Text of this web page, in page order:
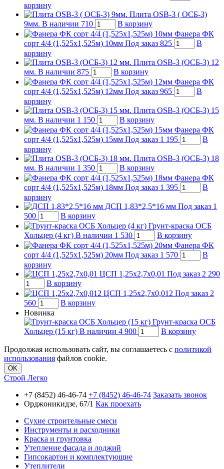
корзину
Плита OSB-3 ( ОСБ-3)
9мм. В наличии 710
В корзину
Фанера ФК
сорт 4/4 (1,525х1,525м) 10мм Под заказ 825
В
корзину
Плита OSB-3 (ОСБ-3) 12
мм. В наличии 875
В корзину
Фанера ФК
сорт 4/4 (1,525х1,525м) 12мм Под заказ 965
В
корзину
Плита OSB-3 (ОСБ-3) 15
мм. В наличии 1 150
В корзину
Фанера ФК
сорт 4/4 (1,525х1,525м) 15мм Под заказ 1 195
В
корзину
Плита OSB-3 (ОСБ-3) 18
мм. В наличии 1 350
В корзину
Фанера ФК
сорт 4/4 (1,525х1,525м) 18мм Под заказ 1 395
В
корзину
ДСП 1,83*2,5*16 мм Под заказ 1
500
В корзину
Грунт-краска ОСБ
Хольцер (4 кг) В наличии 1 530
В корзину
Фанера ФК
сорт 4/4 (1,525х1,525м) 20мм Под заказ 1 570
В
корзину
ЦСП 1,25х2,7х0,01 Под заказ 2 290
В корзину
ЦСП 1,25х2,7х0,012 Под заказ 2
560
В корзину
Новинка
Грунт-краска ОСБ
Хольцер (15 кг) В наличии 4 900 В корзину
Продолжая использовать сайт, вы соглашаетесь с политикой
использования файлов cookie.
OK
Строй Легко
+7 (8452) 46-46-74 +7 (8452) 46-46-74 Заказать звонок
Орджоникидзе, 67/1 Как проехать
Сухие строительные смеси
Инструменты и расходники
Краска и грунтовка
Утепление фасада и лоджий
Гипсокартон и комплектующие
Утеплители